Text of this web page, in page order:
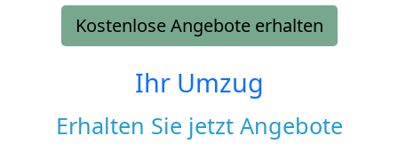
Kostenlose Angebote erhalten
Ihr Umzug
Erhalten Sie jetzt Angebote